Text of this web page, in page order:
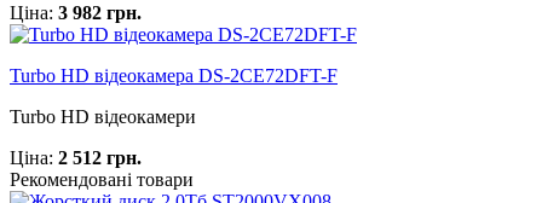
Ціна: 3 982 грн.
Turbo HD відеокамера DS-2CE72DFT-F
Turbo HD відеокамери
Ціна: 2 512 грн.
Рекомендовані товари